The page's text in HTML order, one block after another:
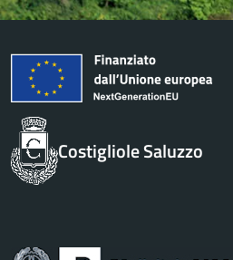
Costigliole Saluzzo